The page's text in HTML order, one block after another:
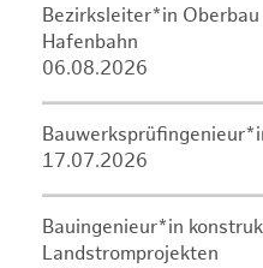
Bezirksleiter*in
Hafenbahn
06.08.2026
17.07.2026
Bauingenieur*in
Landstromprojekten